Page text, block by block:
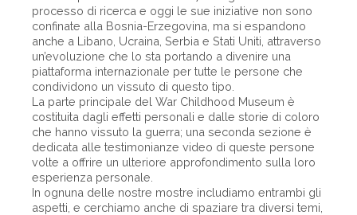
processo di ricerca e oggi le sue iniziative non sono
confinate alla Bosnia-Erzegovina, ma si espandono
anche a Libano, Ucraina, Serbia e Stati Uniti, attraverso
un’evoluzione che lo sta portando a divenire una
piattaforma internazionale per tutte le persone che
condividono un vissuto di questo tipo.
La parte principale del War Childhood Museum è
costituita dagli effetti personali e dalle storie di coloro
che hanno vissuto la guerra; una seconda sezione è
dedicata alle testimonianze video di queste persone
volte a offrire un ulteriore approfondimento sulla loro
esperienza personale.
In ognuna delle nostre mostre includiamo entrambi gli
aspetti, e cerchiamo anche di spaziare tra diversi temi,